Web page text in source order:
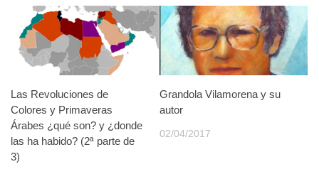
Las Revoluciones de
Colores y Primaveras
Árabes ¿qué son? y ¿donde
las ha habido? (2ª parte de
3)
Grandola Vilamorena y su
autor
02/04/2017